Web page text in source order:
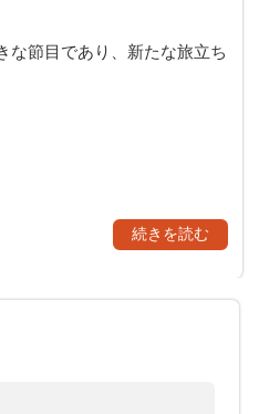
な節目であり、新たな旅立ち
続きを読む